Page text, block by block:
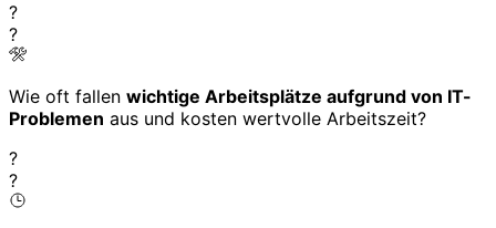
?
?
Wie oft fallen wichtige Arbeitsplätze aufgrund von IT-
Problemen aus und kosten wertvolle Arbeitszeit?
?
?